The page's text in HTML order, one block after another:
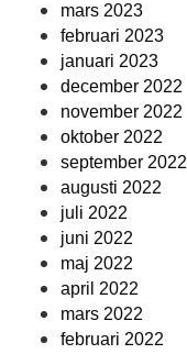
mars 2023
februari 2023
januari 2023
december 2022
november 2022
oktober 2022
september 2022
augusti 2022
juli 2022
juni 2022
maj 2022
april 2022
mars 2022
februari 2022